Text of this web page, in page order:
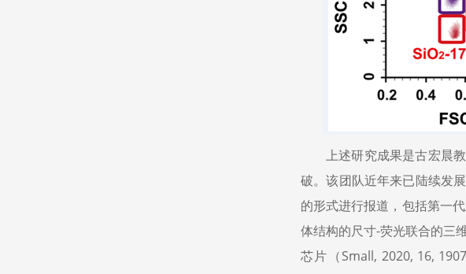
上述研究成果是古宏晨
破。该团队近年来已陆续发
的形式进行报道，包括第一
体结构的尺寸-荧光联合的三
芯片（Small, 2020, 16,